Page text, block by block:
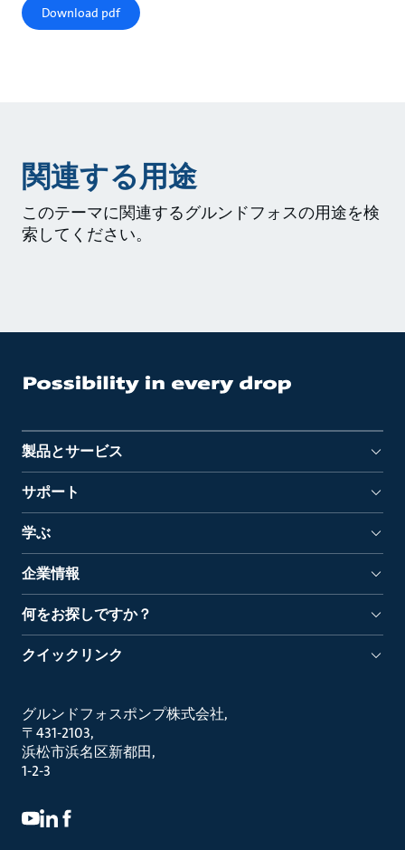
Download pdf
関連する用途
このテーマに関連するグルンドフォスの用途を検
索してください。
製品とサービス
サポート
学ぶ
企業情報
何をお探しですか？
クイックリンク
グルンドフォスポンプ株式会社
〒431-2103
浜松市浜名区新都田
1-2-3